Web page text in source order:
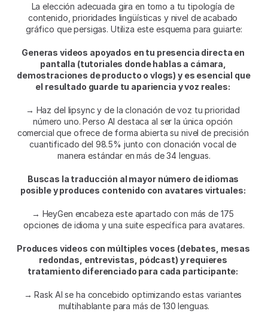
La elección adecuada gira en tomo a tu tipología de
contenido, prioridades lingüísticas y nivel de acabado
gráfico que persigas. Utiliza este esquema para guiarte:
Generas videos apoyados en tu presencia directa en
pantalla (tutoriales donde hablas a cámara,
demostraciones de producto o vlogs) y es esencial que
el resultado guarde tu apariencia y voz reales:
→ Haz del lipsync y de la clonación de voz tu prioridad
número uno. Perso AI destaca al ser la única opción
comercial que ofrece de forma abierta su nivel de precisión
cuantificado del 98.5% junto con clonación vocal de
manera estándar en más de 34 lenguas.
Buscas la traducción al mayor número de idiomas
posible y produces contenido con avatares virtuales:
→ HeyGen encabeza este apartado con más de 175
opciones de idioma y una suite específica para avatares.
Produces videos con múltiples voces (debates, mesas
redondas, entrevistas, pódcast) y requieres
tratamiento diferenciado para cada participante:
→ Rask AI se ha concebido optimizando estas variantes
multihablante para más de 130 lenguas.